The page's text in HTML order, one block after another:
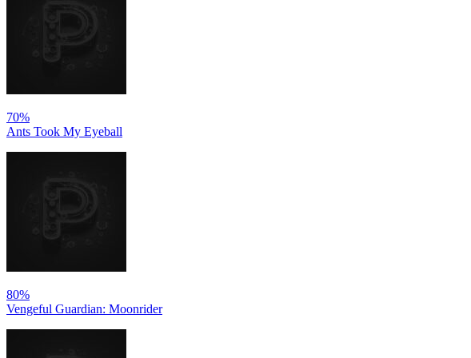
70%
Ants Took My Eyeball
80%
Vengeful Guardian: Moonrider